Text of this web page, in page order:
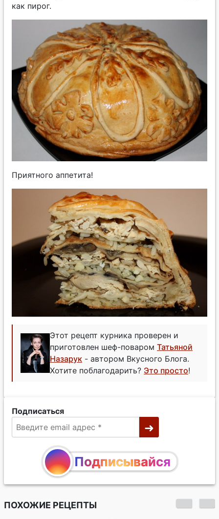
как пирог.
Приятного аппетита!
Этот рецепт курника проверен и
приготовлен шеф-поваром Татьяной
Назарук - автором Вкусного Блога.
Хотите поблагодарить? Это просто!
Подписаться
Подписывайся
ПОХОЖИЕ РЕЦЕПТЫ